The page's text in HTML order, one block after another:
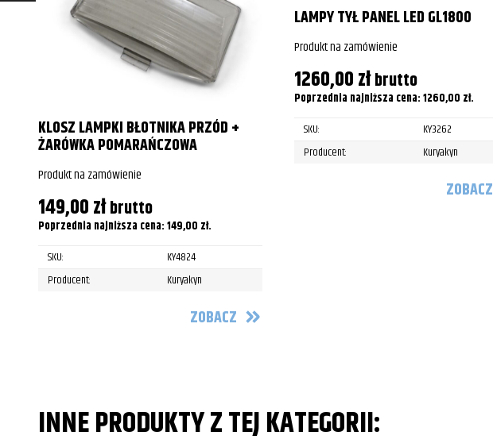
KLOSZ LAMPKI BŁOTNIKA PRZÓD +
ŻARÓWKA POMARAŃCZOWA
Produkt na zamówienie
149,00złbrutto
Poprzednia najniższa cena:149,00 zł.
SKU:
KY4824
Producent:
Kuryakyn
ZOBACZ
LAMPY TYŁ PANEL LED GL1800
Produkt na zamówienie
1260,00złbrutto
Poprzednia najniższa cena:1260,00 zł.
SKU:
KY3262
Producent:
Kuryakyn
ZOBACZ
INNE PRODUKTY Z TEJ KATEGORII: